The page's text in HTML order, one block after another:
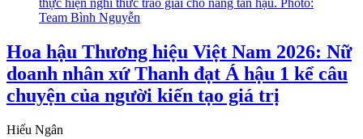
Hoa hậu Thương hiệu Việt Nam 2026: Nữ
doanh nhân xứ Thanh đạt Á hậu 1 kể câu
chuyện của người kiến tạo giá trị
Hiếu Ngân